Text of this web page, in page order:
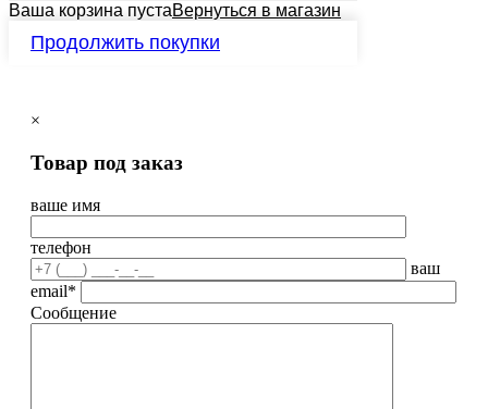
Ваша корзина пустаВернуться в магазин
Продолжить покупки
×
Товар под заказ
ваше имя
телефон
ваш
email*
Сообщение